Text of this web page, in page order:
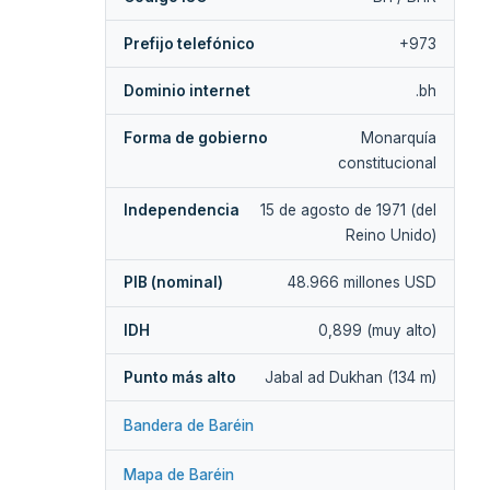
Prefijo telefónico +973
Dominio internet .bh
Forma de gobierno
Monarquía
constitucional
Independencia
15 de agosto de 1971 (del
Reino Unido)
PIB (nominal) 48.966 millones USD
IDH 0,899 (muy alto)
Punto más alto Jabal ad Dukhan (134 m)
Bandera de Baréin
Mapa de Baréin